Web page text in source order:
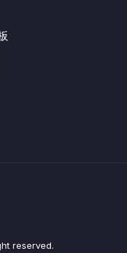
reserved.